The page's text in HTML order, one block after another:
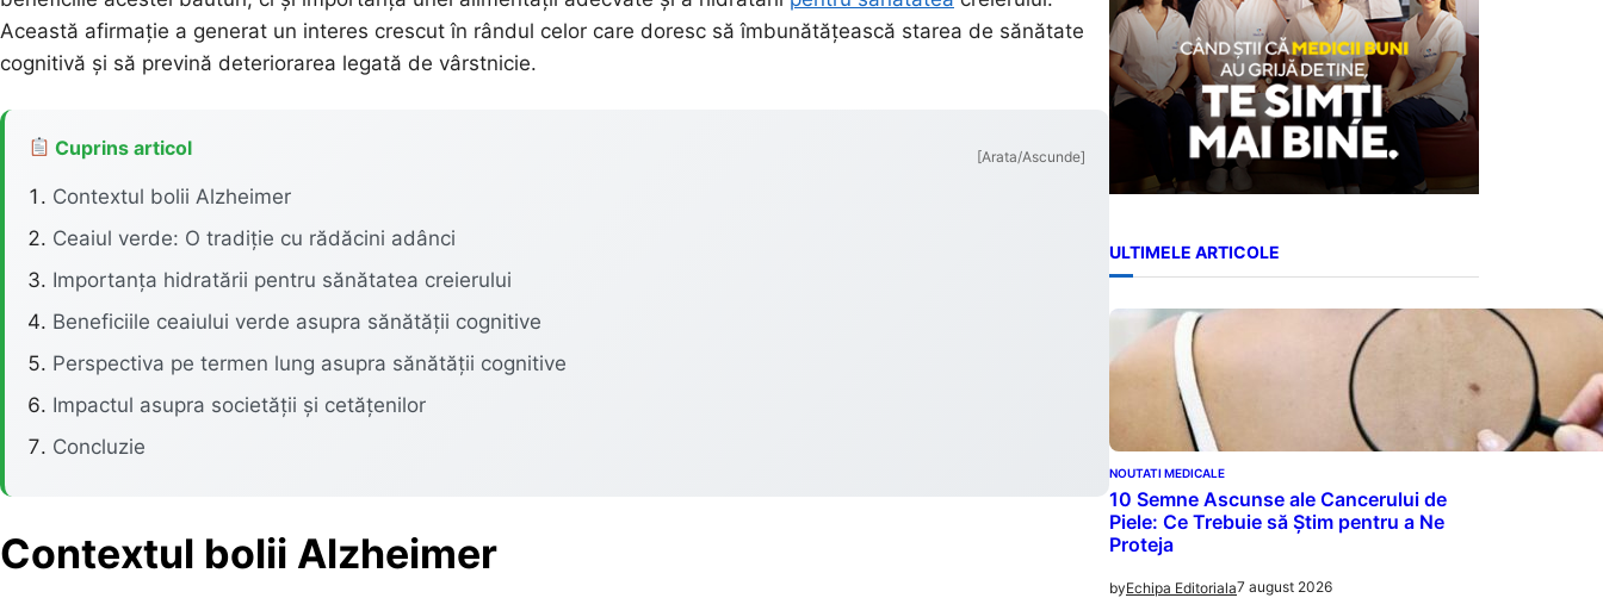
Această afirmație a generat un interes crescut în rândul celor care doresc să îmbunătățească starea de sănătate
cognitivă și să prevină deteriorarea legată de vârstnicie.
Cuprins articol [Arata/Ascunde]
Contextul bolii Alzheimer
Ceaiul verde: O tradiție cu rădăcini adânci
Importanța hidratării pentru sănătatea creierului
Beneficiile ceaiului verde asupra sănătății cognitive
Perspectiva pe termen lung asupra sănătății cognitive
Impactul asupra societății și cetățenilor
Concluzie
Contextul bolii Alzheimer
ULTIMELE ARTICOLE
NOUTATI MEDICALE
10 Semne Ascunse ale Cancerului de
Piele: Ce Trebuie să Știm pentru a Ne
Proteja
byEchipa Editoriala7 august 2026